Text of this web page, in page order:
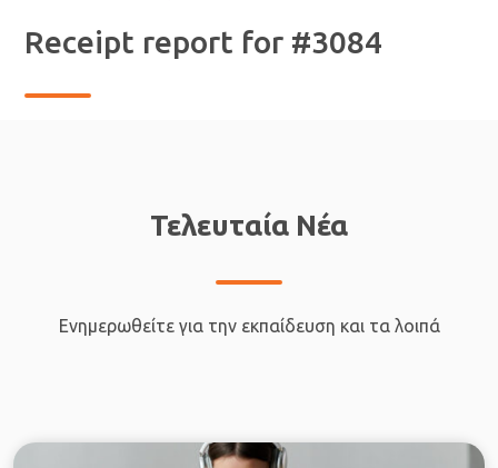
Receipt report for #3084
Τελευταία Νέα
Ενημερωθείτε για την εκπαίδευση και τα λοιπά